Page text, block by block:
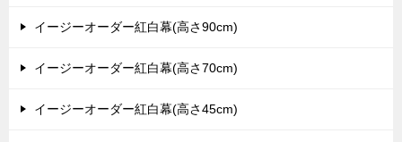
イージーオーダー紅白幕(高さ90cm)
イージーオーダー紅白幕(高さ70cm)
イージーオーダー紅白幕(高さ45cm)